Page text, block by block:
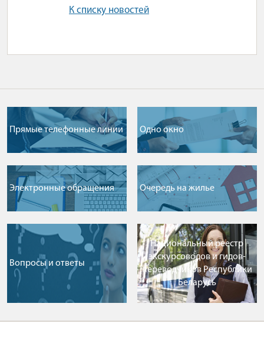
К списку новостей
Прямые телефонные линии Одно окно
Электронные обращения Очередь на жилье
Вопросы и ответы
Национальный реестр
экскурсоводов и гидов-
переводчиков Республики
Беларусь